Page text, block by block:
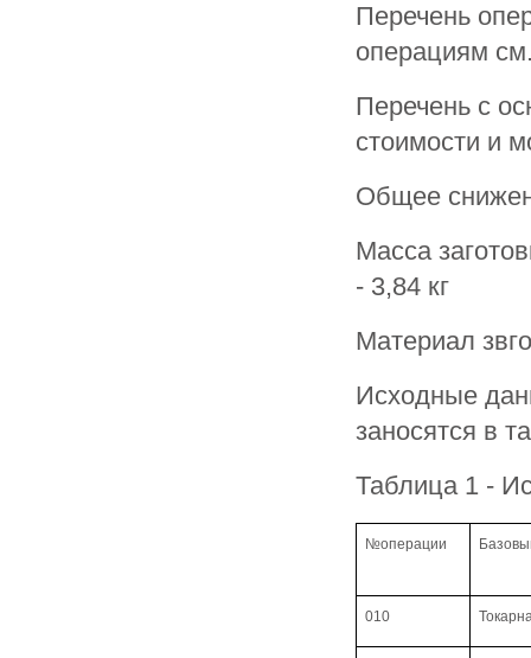
Перечень
операциям
Перечень с
стоимости и
Общее
Масса
- 3,84 кг
Материал
Исходные
заносятся в
Таблица 1 -
№операции
010